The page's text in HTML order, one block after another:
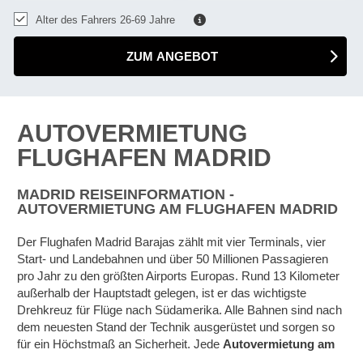
Alter des Fahrers 26-69 Jahre
ZUM ANGEBOT
AUTOVERMIETUNG
FLUGHAFEN MADRID
MADRID REISEINFORMATION -
AUTOVERMIETUNG AM FLUGHAFEN MADRID
Der Flughafen Madrid Barajas zählt mit vier Terminals, vier
Start- und Landebahnen und über 50 Millionen Passagieren
pro Jahr zu den größten Airports Europas. Rund 13 Kilometer
außerhalb der Hauptstadt gelegen, ist er das wichtigste
Drehkreuz für Flüge nach Südamerika. Alle Bahnen sind nach
dem neuesten Stand der Technik ausgerüstet und sorgen so
für ein Höchstmaß an Sicherheit. Jede Autovermietung am